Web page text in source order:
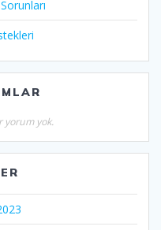
yorum yok.